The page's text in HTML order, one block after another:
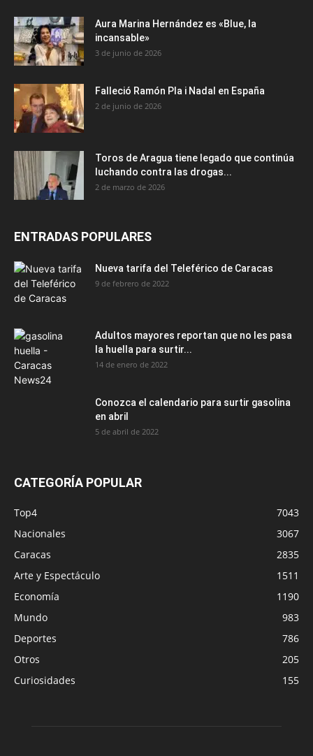
Aura Marina Hernández es «Blue, la
incansable»
3 de junio de 2026
Falleció Ramón Pla i Nadal en España
2 de junio de 2026
Toros de Aragua tiene legado que continúa
luchando contra las drogas...
2 de marzo de 2026
ENTRADAS POPULARES
Nueva tarifa del Teleférico de Caracas
9 de febrero de 2022
Adultos mayores reportan que no les pasa
la huella para surtir...
14 de enero de 2022
Conozca el calendario para surtir gasolina
en abril
5 de abril de 2022
CATEGORÍA POPULAR
Top4
7043
Nacionales
3067
Caracas
2835
Arte y Espectáculo
1511
Economía
1190
Mundo
983
Deportes
786
Otros
205
Curiosidades
155